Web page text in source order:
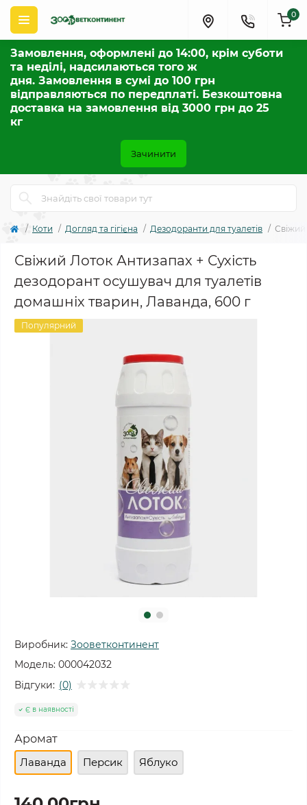
Замовлення, оформлені до 14:00, крім суботи
та неділі, надсилаються того ж
дня. Замовлення в сумі до 100 грн
відправляються по передплаті. Безкоштовна
доставка на замовлення від 3000 грн до 25
кг
Зачинити
0
Коти Догляд та гігієна Дезодоранти для туалетів Свіжий
Свіжий Лоток Антизапах + Сухість
дезодорант осушувач для туалетів
домашніх тварин, Лаванда, 600 г
Популярний
Виробник: Зооветконтинент
Модель: 000042032
Відгуки: (0)
Є в наявності
Аромат
Лаванда
Персик Яблуко